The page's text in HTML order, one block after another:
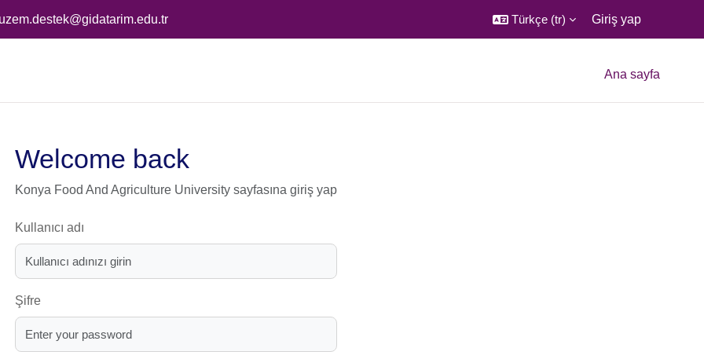
uzem.destek@gidatarim.edu.tr Türkçe ‎(tr)‎ Giriş yap
Ana sayfa
Welcome back
Konya Food And Agriculture University sayfasına giriş yap
Kullanıcı adı
Şifre